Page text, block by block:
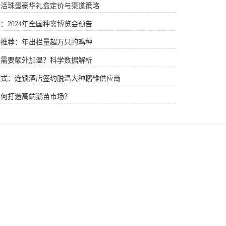
珠蛋豪华礼盒定价与渠道策略
2024年全国种禽博览会预告
荐：年出栏量超万只的鸡种
要额外加温？科学数据解析
：连锁酒店签约脱温大种鹅雏供应商
打造高端鹅苗市场？